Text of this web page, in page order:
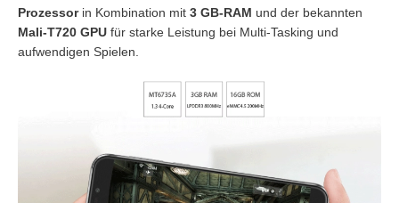
Prozessorin Kombination mit 3 GB-RAM und der bekannten
Mali-T720 GPU für starke Leistung bei Multi-Tasking und
aufwendigen Spielen.